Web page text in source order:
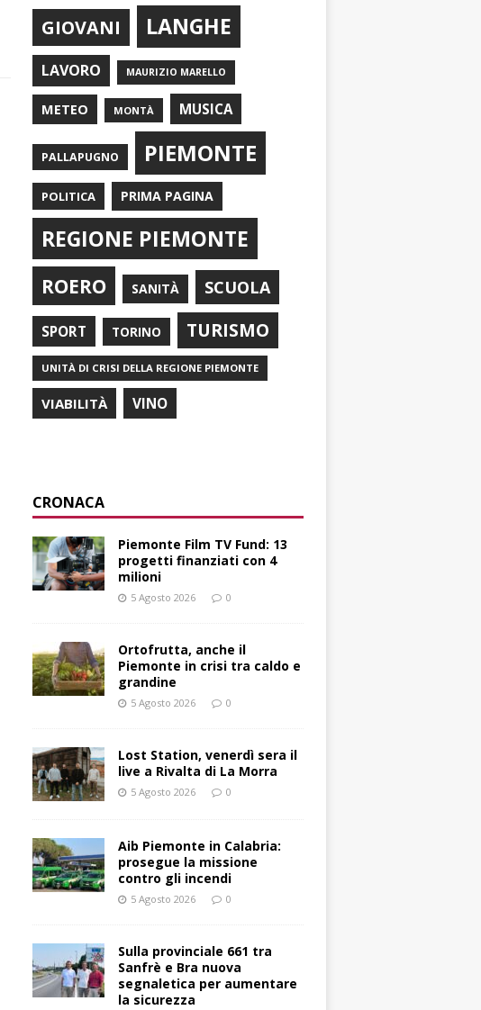
GIOVANI LANGHE
LAVORO MAURIZIO MARELLO
METEO MONTÀ MUSICA
PALLAPUGNO PIEMONTE
POLITICA PRIMA PAGINA
REGIONE PIEMONTE
ROERO SANITÀ SCUOLA
SPORT TORINO TURISMO
UNITÀ DI CRISI DELLA REGIONE PIEMONTE
VIABILITÀ VINO
CRONACA
Piemonte Film TV Fund: 13
progetti finanziati con 4
milioni
5 Agosto 2026 0
Ortofrutta, anche il
Piemonte in crisi tra caldo e
grandine
5 Agosto 2026 0
Lost Station, venerdì sera il
live a Rivalta di La Morra
5 Agosto 2026 0
Aib Piemonte in Calabria:
prosegue la missione
contro gli incendi
5 Agosto 2026 0
Sulla provinciale 661 tra
Sanfrè e Bra nuova
segnaletica per aumentare
la sicurezza